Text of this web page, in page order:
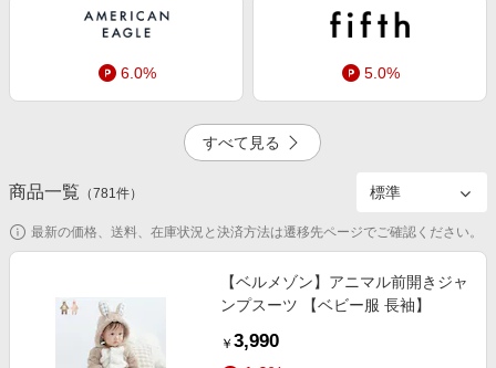
コスメ・健康・医薬品
キッズ・ベビー用品
家電・PC・スマホ・カメラ
ペット・花・DIY・車
生活・お役立ち
金融・マネー・保険
新着ストアのご紹介
電子書籍特集
旅行特集
わくわく夏特集
とことん買い物チャレンジ
Apple公式サイト×楽天カード分割払い
Qoo10メガポ
楽天IDでログイン/会員登録
6.0% 5.0%
2.0% 2.5%
掲載終了 3.0%
すべて見る
商品一覧 （781件）
最新の価格、送料、在庫状況と決済方法は遷移先ページでご確認ください。
【ベルメゾン】アニマル前開きジャ
ンプスーツ 【ベビー服 長袖】
￥ 3,990